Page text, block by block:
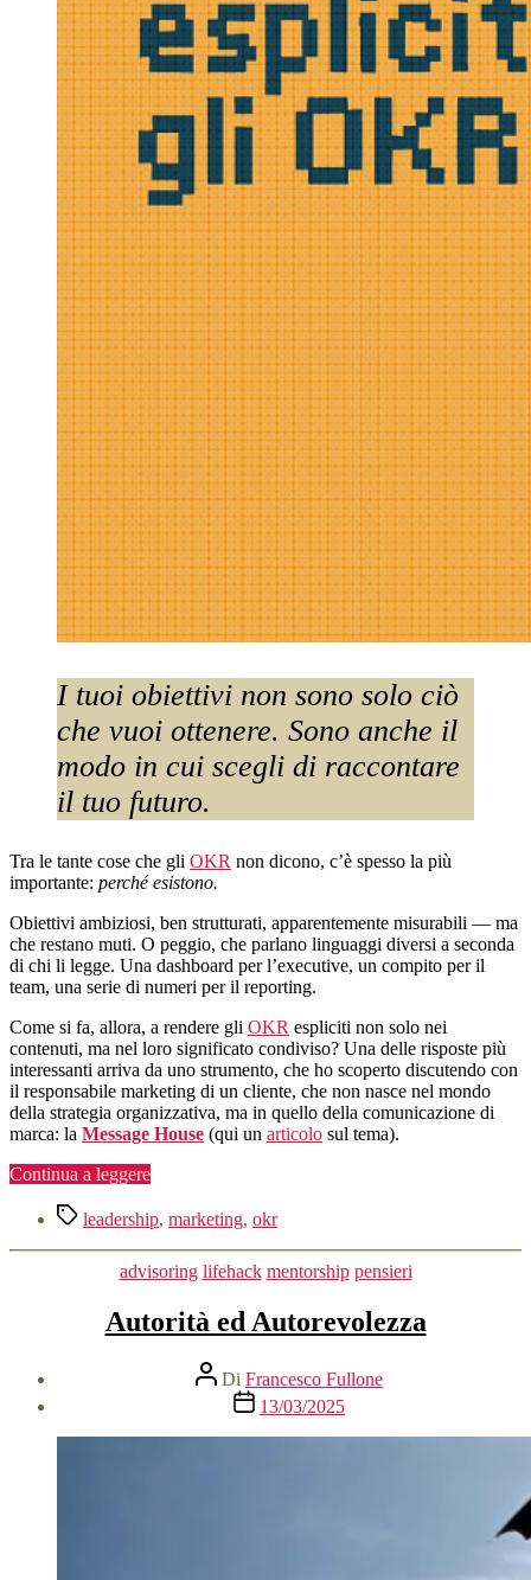
I tuoi obiettivi non sono solo ciò
che vuoi ottenere. Sono anche il
modo in cui scegli di raccontare
il tuo futuro.
Tra le tante cose che gli OKR non dicono, c’è spesso la più
importante: perché esistono.
Obiettivi ambiziosi, ben strutturati, apparentemente misurabili — ma
che restano muti. O peggio, che parlano linguaggi diversi a seconda
di chi li legge. Una dashboard per l’executive, un compito per il
team, una serie di numeri per il reporting.
Come si fa, allora, a rendere gli OKR espliciti non solo nei
contenuti, ma nel loro significato condiviso? Una delle risposte più
interessanti arriva da uno strumento, che ho scoperto discutendo con
il responsabile marketing di un cliente, che non nasce nel mondo
della strategia organizzativa, ma in quello della comunicazione di
marca: la Message House (qui un articolo sul tema).
Continua a leggere“Usare
House
rendere
espliciti
Tagleadership, marketing, okr
Categorie
advisoring lifehack mentorship pensieri
Autorità ed Autorevolezza
Autore
articolo
Di Francesco Fullone
Data
dell'articolo
13/03/2025